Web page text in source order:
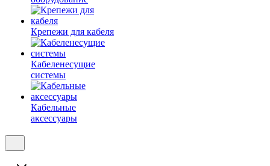
Крепежи для кабеля
Кабеленесущие
системы
Кабельные
аксессуары